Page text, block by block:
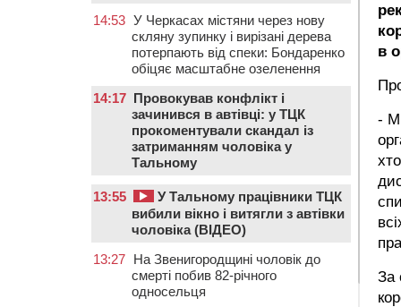
в
-
За
14:53 У Черкасах містяни через нову
скляну зупинку і вирізані дерева
потерпають від спеки: Бондаренко
обіцяє масштабне озеленення
14:17 Провокував конфлікт і
зачинився в автівці: у ТЦК
прокоментували скандал із
затриманням чоловіка у
Тальному
13:55
У Тальному працівники ТЦК
вибили вікно і витягли з автівки
чоловіка (ВІДЕО)
13:27 На Звенигородщині чоловік до
смерті побив 82-річного
односельця